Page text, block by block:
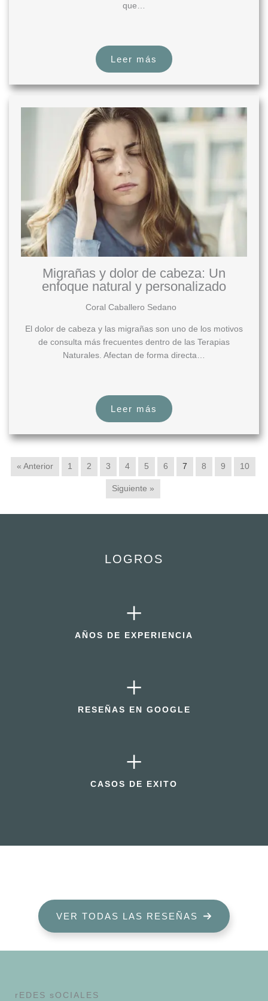
que…
Leer más
Migrañas y dolor de cabeza: Un
enfoque natural y personalizado
Coral Caballero Sedano
El dolor de cabeza y las migrañas son uno de los motivos
de consulta más frecuentes dentro de las Terapias
Naturales. Afectan de forma directa…
Leer más
« Anterior 1 2 3 4 5 6 7 8 9 10
Siguiente »
LOGROS
+
AÑOS DE EXPERIENCIA
+
RESEÑAS EN GOOGLE
+
CASOS DE EXITO
VER TODAS LAS RESEÑAS
rEDES sOCIALES